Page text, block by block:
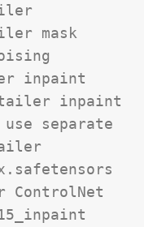
mask
inpaint
inpaint
separate
ControlNet